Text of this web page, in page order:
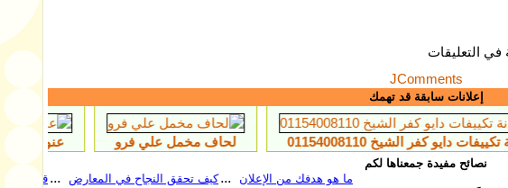
التعليقات
JComments
إعلانات سابقة قد تهمك
عنوان اصلاح فريزر ال جي شبين الكوم لحاف مخمل علي فرو
نصائح مفيدة جمعناها لكم
ما هو هدفك من الإعلان
كيف تحقق النجاح في المعارض قاعدة الفائدة اﻷهم